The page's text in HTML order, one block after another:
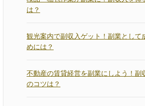
は？
観光案内で副収入ゲット！副業として
めには？
不動産の賃貸経営を副業にしよう！副
のコツは？